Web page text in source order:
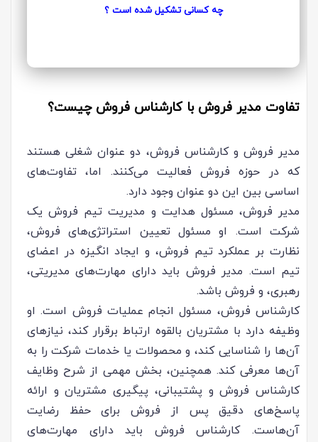
چه کسانی تشکیل شده است ؟
تفاوت مدیر فروش با کارشناس فروش چیست؟
مدیر فروش و کارشناس فروش، دو عنوان شغلی هستند
که در حوزه فروش فعالیت می‌کنند. اما، تفاوت‌های
اساسی بین این دو عنوان وجود دارد.
مدیر فروش، مسئول هدایت و مدیریت تیم فروش یک
شرکت است. او مسئول تعیین استراتژی‌های فروش،
نظارت بر عملکرد تیم فروش، و ایجاد انگیزه در اعضای
تیم است. مدیر فروش باید دارای مهارت‌های مدیریتی،
رهبری، و فروش باشد.
کارشناس فروش، مسئول انجام عملیات فروش است. او
وظیفه دارد با مشتریان بالقوه ارتباط برقرار کند، نیازهای
آن‌ها را شناسایی کند، و محصولات یا خدمات شرکت را به
آن‌ها معرفی کند. همچنین، بخش مهمی از شرح وظایف
کارشناس فروش و پشتیبانی، پیگیری مشتریان و ارائه
پاسخ‌های دقیق پس از فروش برای حفظ رضایت
آن‌هاست. کارشناس فروش باید دارای مهارت‌های